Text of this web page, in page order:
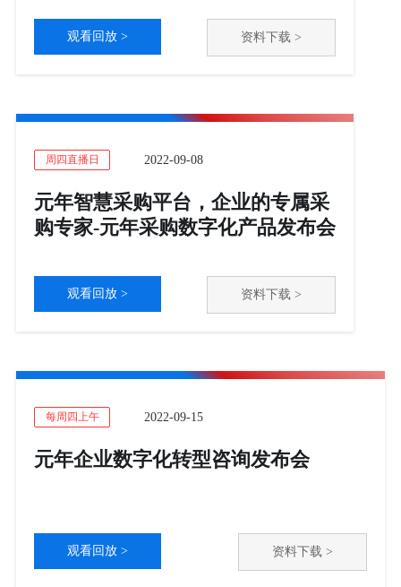
观看回放 > 资料下载 >
周四直播日 2022-09-08
元年智慧采购平台，企业的专属采
购专家-元年采购数字化产品发布会
观看回放 > 资料下载 >
每周四上午 2022-09-15
元年企业数字化转型咨询发布会
观看回放 > 资料下载 >